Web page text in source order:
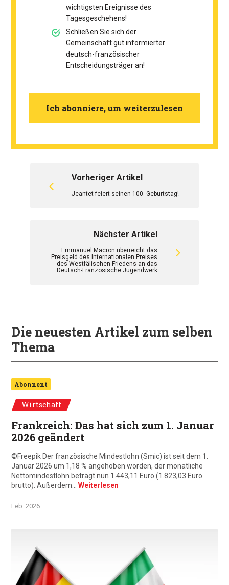
wichtigsten Ereignisse des
Tagesgeschehens!
Schließen Sie sich der
Gemeinschaft gut informierter
deutsch-französischer
Entscheidungsträger an!
Ich abonniere, um weiterzulesen
Vorheriger Artikel
Jeantet feiert seinen 100. Geburtstag!
Nächster Artikel
Emmanuel Macron überreicht das
Preisgeld des Internationalen Preises
des Westfälischen Friedens an das
Deutsch-Französische Jugendwerk
Die neuesten Artikel zum selben
Thema
Abonnent
Wirtschaft
Frankreich: Das hat sich zum 1. Januar
2026 geändert
©Freepik Der französische Mindestlohn (Smic) ist seit dem 1.
Januar 2026 um 1,18 % angehoben worden, der monatliche
Nettomindestlohn beträgt nun 1.443,11 Euro (1.823,03 Euro
brutto). Außerdem… Weiterlesen
Feb. 2026